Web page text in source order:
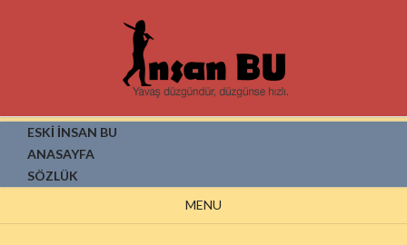
ESKİ İNSAN BU
ANASAYFA
SÖZLÜK
MENU